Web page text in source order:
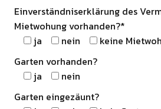
Einverständniserklärung des
Mietwohung vorhanden?*
ja
nein
keine
Garten vorhanden?
ja
nein
Garten eingezäunt?